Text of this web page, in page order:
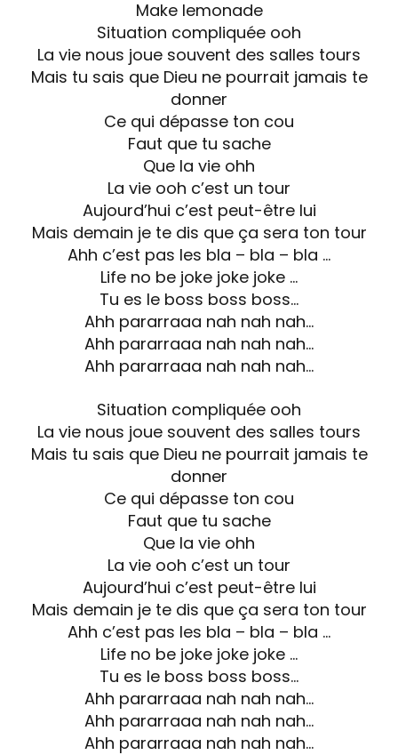
Make lemonade
Situation compliquée ooh
La vie nous joue souvent des salles tours
Mais tu sais que Dieu ne pourrait jamais te
donner
Ce qui dépasse ton cou
Faut que tu sache
Que la vie ohh
La vie ooh c’est un tour
Aujourd’hui c’est peut-être lui
Mais demain je te dis que ça sera ton tour
Ahh c’est pas les bla – bla – bla …
Life no be joke joke joke …
Tu es le boss boss boss…
Ahh pararraaa nah nah nah…
Ahh pararraaa nah nah nah…
Ahh pararraaa nah nah nah…
Situation compliquée ooh
La vie nous joue souvent des salles tours
Mais tu sais que Dieu ne pourrait jamais te
donner
Ce qui dépasse ton cou
Faut que tu sache
Que la vie ohh
La vie ooh c’est un tour
Aujourd’hui c’est peut-être lui
Mais demain je te dis que ça sera ton tour
Ahh c’est pas les bla – bla – bla …
Life no be joke joke joke …
Tu es le boss boss boss…
Ahh pararraaa nah nah nah…
Ahh pararraaa nah nah nah…
Ahh pararraaa nah nah nah…